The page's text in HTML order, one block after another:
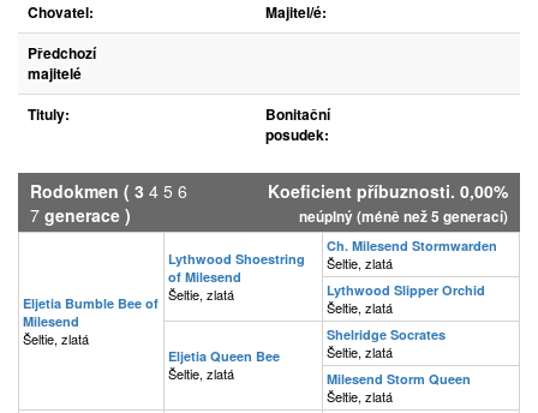
Chovatel:
Majitel/é:
Předchozí
majitelé
Tituly:
Bonitační
posudek:
Rodokmen ( 3 4 5 6
7 generace )
Koeficient příbuznosti. 0,00%
neúplný (méně než 5 generací)
Eljetia Bumble Bee of
Milesend
Šeltie, zlatá
Lythwood Shoestring
of Milesend
Šeltie, zlatá
Ch. Milesend Stormwarden
Šeltie, zlatá
Lythwood Slipper Orchid
Šeltie, zlatá
Eljetia Queen Bee
Šeltie, zlatá
Shelridge Socrates
Šeltie, zlatá
Milesend Storm Queen
Šeltie, zlatá